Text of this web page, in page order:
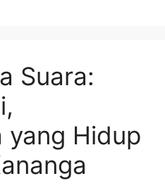
Suara:
yang Hidup